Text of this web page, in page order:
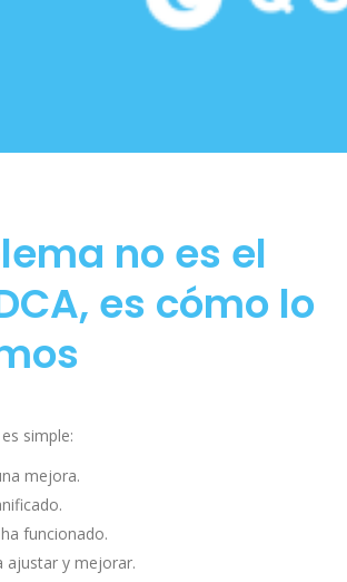
no es el
es cómo lo
simple:
mejora.
funcionado.
ajustar y mejorar.